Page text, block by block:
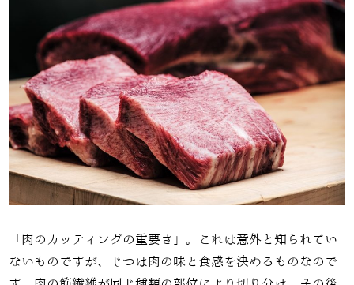
「肉のカッティングの重要さ」。これは意外と知られてい
ないものですが、じつは肉の味と食感を決めるものなので